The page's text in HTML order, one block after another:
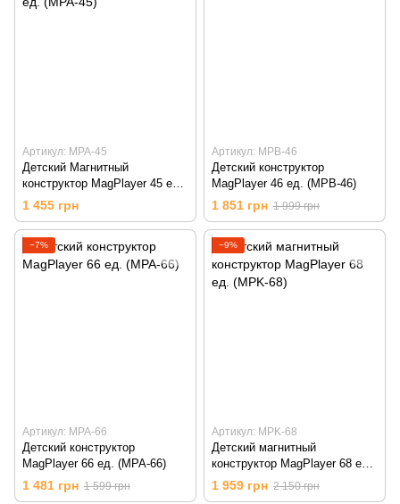
Артикул: MPA-45
Детский Магнитный
конструктор MagPlayer 45 ед.
(MPA-45)
1 455 грн
Артикул: MPB-46
Детский конструктор
MagPlayer 46 ед. (MPB-46)
1 851 грн 1 999 грн
−7%
Артикул: MPA-66
Детский конструктор
MagPlayer 66 ед. (MPA-66)
1 481 грн 1 599 грн
−9%
Артикул: MPK-68
Детский магнитный
конструктор MagPlayer 68 ед.
(MPK-68)
1 959 грн 2 150 грн